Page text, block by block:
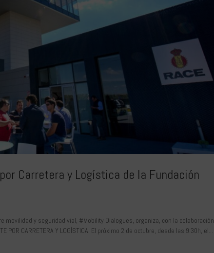
Carretera y Logística de la Fundación
movilidad y seguridad vial, #Mobility Dialogues, organiza, con la colaboración
POR CARRETERA Y LOGÍSTICA. El próximo 2 de octubre, desde las 9:30h, el...